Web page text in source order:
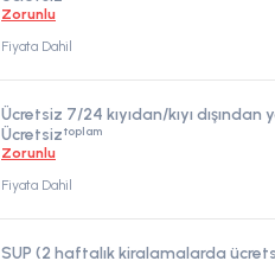
Zorunlu
Fiyata Dahil
Ücretsiz 7/24 kıyıdan/kıyı
Ücretsiztoplam
Zorunlu
Fiyata Dahil
SUP (2 haftalık kiralamalarda